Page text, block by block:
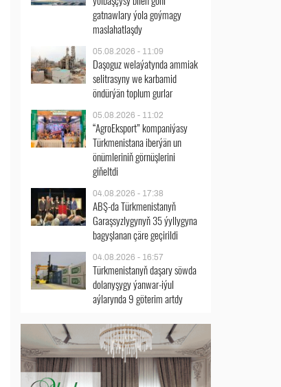
gatnawlary ýola goýmagy
maslahatlaşdy
05.08.2026 - 11:09
Daşoguz welaýatynda ammiak
selitrasyny we karbamid
öndürýän toplum gurlar
05.08.2026 - 11:02
“AgroEksport” kompaniýasy
Türkmenistana iberýän un
önümleriniň görnüşlerini
giňeltdi
04.08.2026 - 17:38
ABŞ-da Türkmenistanyň
Garaşsyzlygynyň 35 ýyllygyna
bagyşlanan çäre geçirildi
04.08.2026 - 16:57
Türkmenistanyň daşary söwda
dolanyşygy ýanwar-iýul
aýlarynda 9 göterim artdy